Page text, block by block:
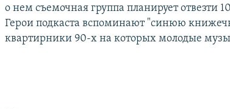
о нем съемочная группа планирует отвезти
Герои подкаста вспоминают "синюю
квартирники 90-х на которых молодые